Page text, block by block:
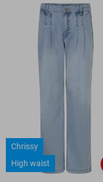
Chrissy
High waist